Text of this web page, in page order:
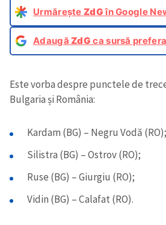
Urmărește ZdGîn Google
AdaugăZdG ca sursă
Este vorba despre punctelede
Bulgaria și România:
Kardam (BG) – Negru Vodă (RO);
Silistra (BG) – Ostrov (RO);
Ruse (BG) – Giurgiu (RO);
Vidin (BG) – Calafat (RO).